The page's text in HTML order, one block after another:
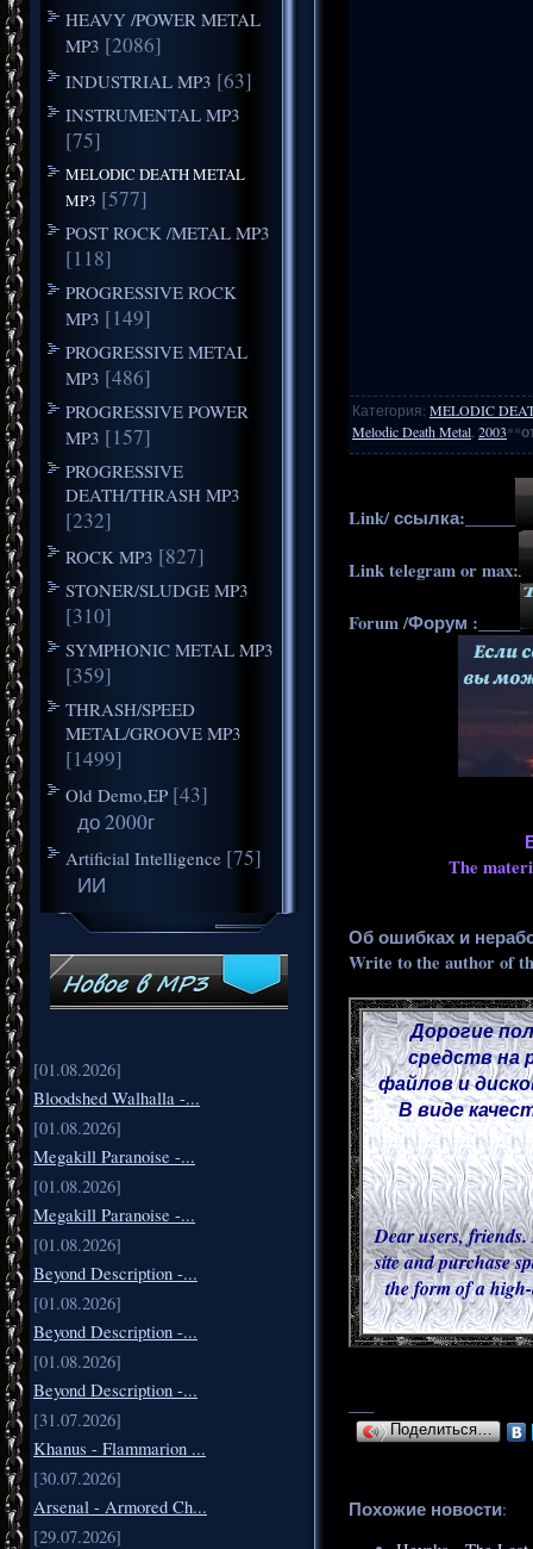
HEAVY /POWER METAL
MP3 [2086]
INDUSTRIAL MP3 [63]
INSTRUMENTAL MP3
[75]
MELODIC DEATH METAL
MP3 [577]
POST ROCK /METAL MP3
[118]
PROGRESSIVE ROCK
MP3 [149]
PROGRESSIVE METAL
MP3 [486]
PROGRESSIVE POWER
MP3 [157]
PROGRESSIVE
DEATH/THRASH MP3
[232]
ROCK MP3 [827]
STONER/SLUDGE MP3
[310]
SYMPHONIC METAL MP3
[359]
THRASH/SPEED
METAL/GROOVE MP3
[1499]
Old Demo,EP [43]
до 2000г
Artificial Intelligence [75]
ИИ
[01.08.2026]
Bloodshed Walhalla -...
[01.08.2026]
Megakill Paranoise -...
[01.08.2026]
Megakill Paranoise -...
[01.08.2026]
Beyond Description -...
[01.08.2026]
Beyond Description -...
[01.08.2026]
Beyond Description -...
[31.07.2026]
Khanus - Flammarion ...
[30.07.2026]
Arsenal - Armored Ch...
[29.07.2026]
Категория: MELODIC
Melodic Death Metal 2003**
Link/ ссылка:______
Link telegram or max:
Forum /Форум :_____
The
Об ошибках и
Write to the author of
Дорогие
средств на
файлов и
В виде
Dear users,
site and purchase
the form of a
Поделиться…
Похожие новости: